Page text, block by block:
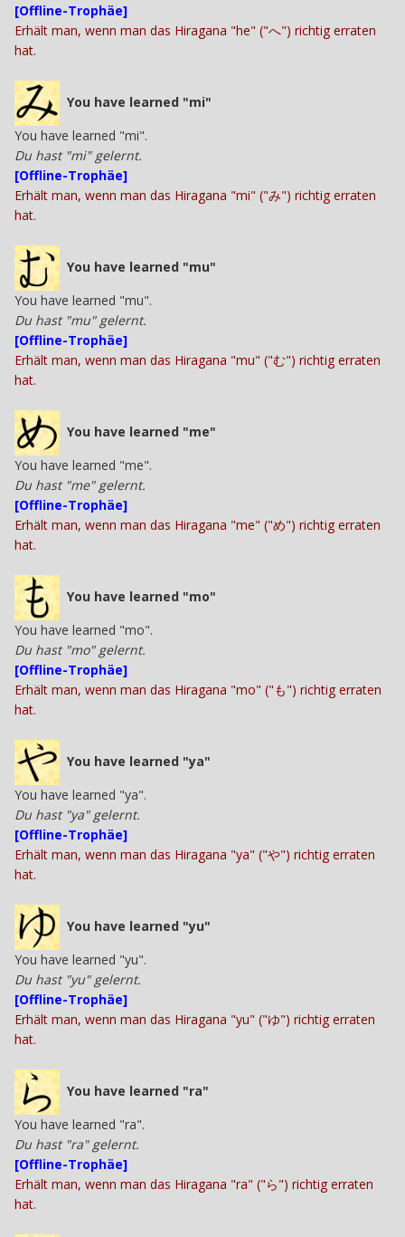
[Offline-Trophäe]
Erhält man, wenn man das Hiragana "he" ("へ") richtig erraten
hat.
You have learned "mi"
You have learned "mi".
Du hast "mi" gelernt.
[Offline-Trophäe]
Erhält man, wenn man das Hiragana "mi" ("み") richtig erraten
hat.
You have learned "mu"
You have learned "mu".
Du hast "mu" gelernt.
[Offline-Trophäe]
Erhält man, wenn man das Hiragana "mu" ("む") richtig erraten
hat.
You have learned "me"
You have learned "me".
Du hast "me" gelernt.
[Offline-Trophäe]
Erhält man, wenn man das Hiragana "me" ("め") richtig erraten
hat.
You have learned "mo"
You have learned "mo".
Du hast "mo" gelernt.
[Offline-Trophäe]
Erhält man, wenn man das Hiragana "mo" ("も") richtig erraten
hat.
You have learned "ya"
You have learned "ya".
Du hast "ya" gelernt.
[Offline-Trophäe]
Erhält man, wenn man das Hiragana "ya" ("や") richtig erraten
hat.
You have learned "yu"
You have learned "yu".
Du hast "yu" gelernt.
[Offline-Trophäe]
Erhält man, wenn man das Hiragana "yu" ("ゆ") richtig erraten
hat.
You have learned "ra"
You have learned "ra".
Du hast "ra" gelernt.
[Offline-Trophäe]
Erhält man, wenn man das Hiragana "ra" ("ら") richtig erraten
hat.